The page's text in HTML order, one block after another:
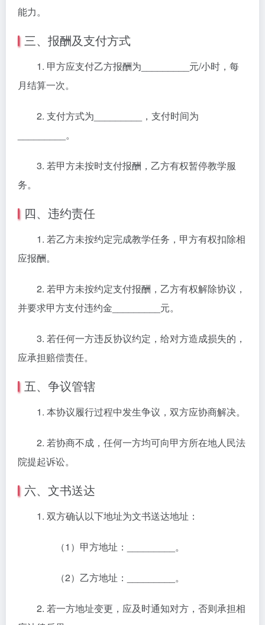
能力。
三、报酬及支付方式
1. 甲方应支付乙方报酬为_________元/小时，每
月结算一次。
2. 支付方式为_________，支付时间为
_________。
3. 若甲方未按时支付报酬，乙方有权暂停教学服
务。
四、违约责任
1. 若乙方未按约定完成教学任务，甲方有权扣除相
应报酬。
2. 若甲方未按约定支付报酬，乙方有权解除协议，
并要求甲方支付违约金_________元。
3. 若任何一方违反协议约定，给对方造成损失的，
应承担赔偿责任。
五、争议管辖
1. 本协议履行过程中发生争议，双方应协商解决。
2. 若协商不成，任何一方均可向甲方所在地人民法
院提起诉讼。
六、文书送达
1. 双方确认以下地址为文书送达地址：
（1）甲方地址：_________。
（2）乙方地址：_________。
2. 若一方地址变更，应及时通知对方，否则承担相